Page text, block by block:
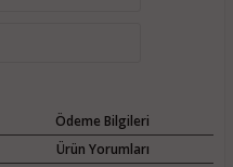
Ödeme Bilgileri
Ürün Yorumları